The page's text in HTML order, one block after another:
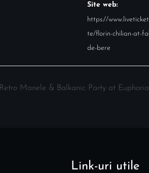
Site web:
https://
te/florin-chilian-at-
de-bere
Retro Manele & Balkanic Party at
Link-uri utile